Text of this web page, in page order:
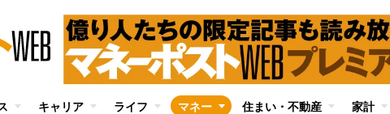
キャリア ライフ マネー 住まい・不動産 家計